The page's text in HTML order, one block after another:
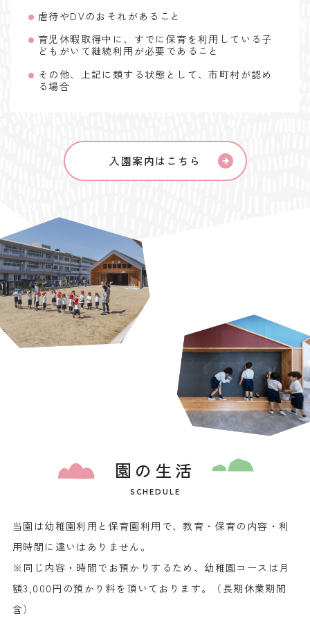
虐待やDVのおそれがあること
育児休暇取得中に、すでに保育を利用している子
どもがいて継続利用が必要であること
その他、上記に類する状態として、市町村が認め
る場合
入園案内はこちら
園の生活
SCHEDULE
当園は幼稚園利用と保育園利用で、教育・保育の内容・利
用時間に違いはありません。
※同じ内容・時間でお預かりするため、幼稚園コースは月
額3,000円の預かり料を頂いております。
（長期休業期間
含）